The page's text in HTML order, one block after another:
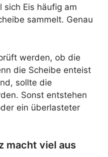
Eis häufig am
sammelt. Genau
werden, ob die
die Scheibe enteist
sollte die
Sonst entstehen
ein überlasteter
macht viel aus